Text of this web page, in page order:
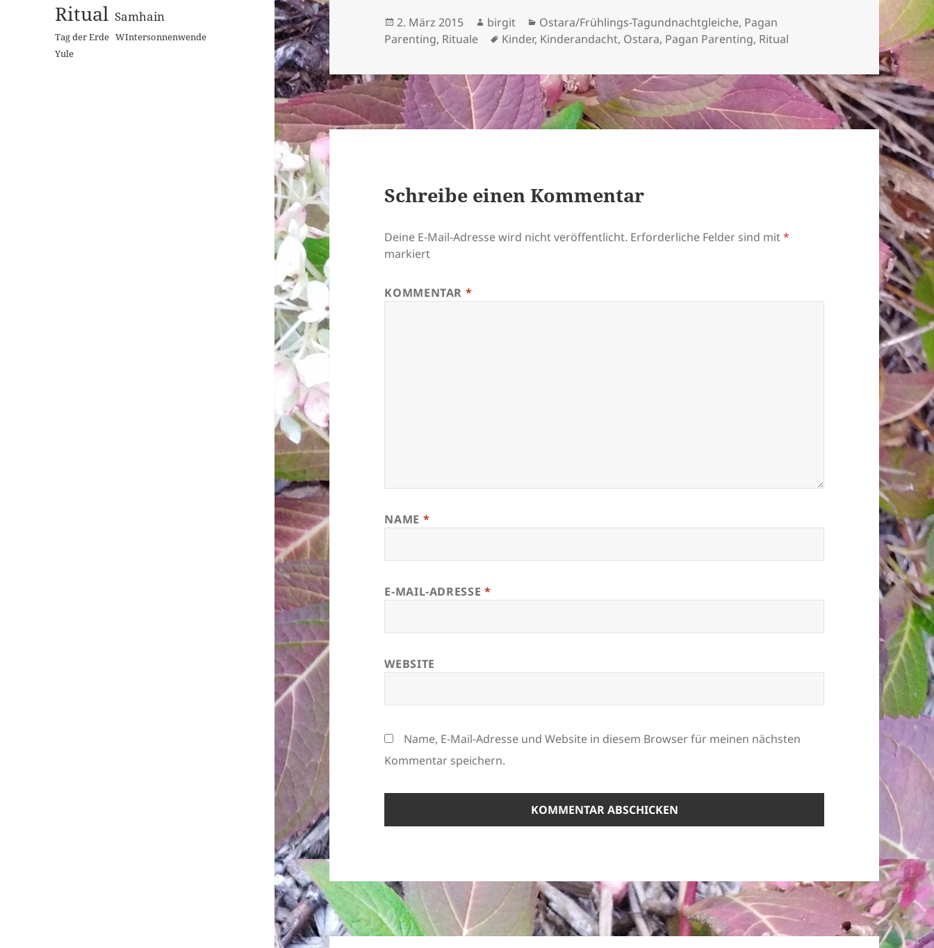
Ritual Samhain
Tag der Erde WIntersonnenwende
Yule
Veröffentlicht
am
2. März 2015 Autor
birgit Kategorien
Ostara/Frühlings-Tagundnachtgleiche, Pagan
Parenting, Rituale Schlagwörter
Kinder, Kinderandacht, Ostara, Pagan Parenting, Ritual
Schreibe einen Kommentar
Deine E-Mail-Adresse wird nicht veröffentlicht. Erforderliche Felder sind mit*
markiert
KOMMENTAR *
NAME *
E-MAIL-ADRESSE *
WEBSITE
Name, E-Mail-Adresse und Website in diesem Browser für meinen nächsten
Kommentar speichern.